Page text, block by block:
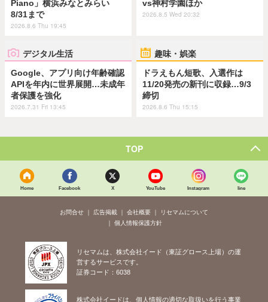
Piano」横浜みなとみらい
8/31まで
2026.8.6 Thu 19:45
vs神村学園ほか
2026.8.5 Wed 20:32
デジタル生活
Google、アプリ向け年齢確認
APIを年内に世界展開…未成年
者保護を強化
2026.7.31 Fri 13:45
趣味・娯楽
ドラえもん短歌、入選作は
11/20発売の新刊に収録…9/3
締切
2026.8.6 Thu 15:15
TOP
Home Facebook X YouTube Instagram line
お問合せ 広告掲載 会社概要
リセマムについて
個人情報保護方針
リセマムは、株式会社イード（東証グロース上場）の運
営するサービスです。
証券コード：6038
株式会社イードは、個人情報の適切な取扱いを行う事業